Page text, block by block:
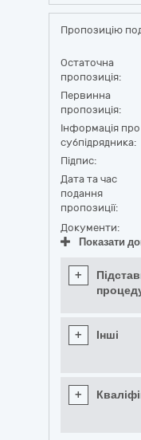
Пропозицію
Остаточна
пропозиція:
Первинна
пропозиція:
Інформація про
субпідрядника:
Підпис:
Дата та час
подання
пропозиції:
Документи:
Показати
+
+ Інші
+